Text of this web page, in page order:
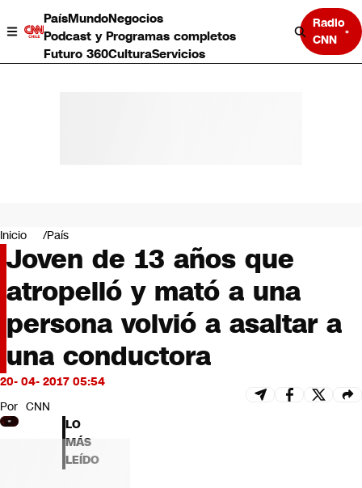
PaísMundoNegocios
Podcast y Programas completos
Futuro 360CulturaServicios
Radio
CNN
Negocios
Deportes
Programas completos
Cultura
Servicios
Bits
CNN tiempo
Futuro 360
Inicio País
Joven de 13 años que
atropelló y mató a una
persona volvió a asaltar a
una conductora
20- 04- 2017 05:54
Por CNN
LO
MÁS
LEÍDO